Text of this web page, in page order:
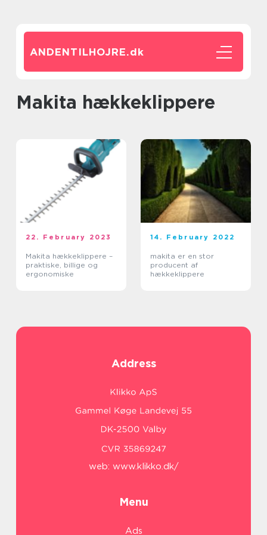
ANDENTILHOJRE.dk
Makita hækkeklippere
22. February 2023
Makita hækkeklippere –
praktiske, billige og
ergonomiske
14. February 2022
makita er en stor
producent af
hækkeklippere
Address
web: www.klikko.dk/
Menu
Ads